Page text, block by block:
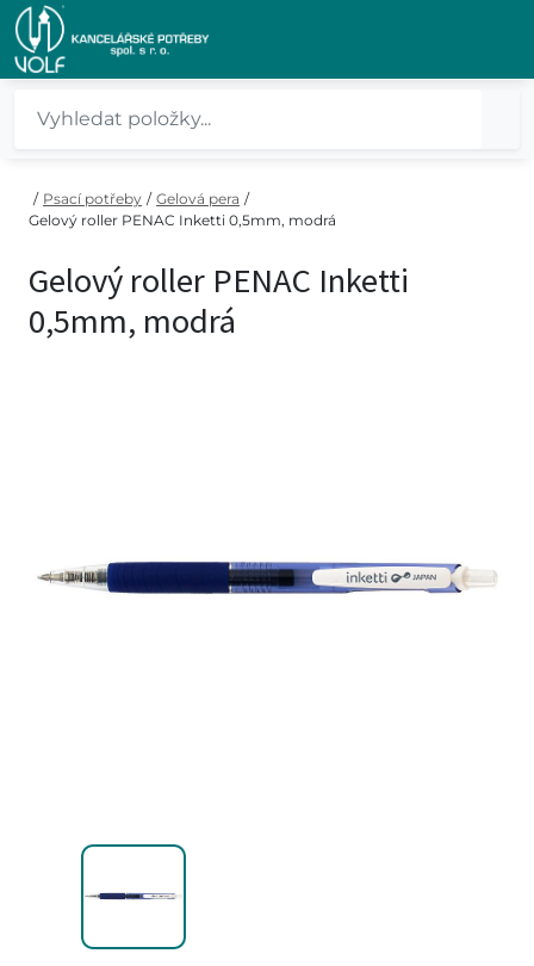
/ Psací potřeby / Gelová pera /
Gelový roller PENAC Inketti 0,5mm, modrá
Gelový roller PENAC Inketti
0,5mm, modrá